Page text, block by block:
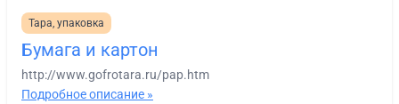
Тара, упаковка
Бумага и картон
http://www.gofrotara.ru/pap.htm
Подробное описание »